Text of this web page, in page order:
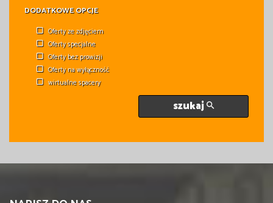
DODATKOWE OPCJE
Oferty ze zdjęciem
Oferty specjalne
Oferty bez prowizji
Oferty na wyłączność
wirtualne spacery
szukaj